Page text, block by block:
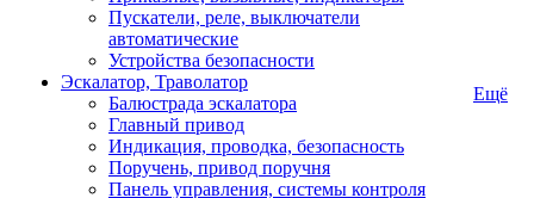
Пускатели, реле, выключатели
автоматические
Устройства безопасности
Эскалатор, Траволатор
Балюстрада эскалатора
Главный привод
Индикация, проводка, безопасность
Поручень, привод поручня
Панель управления, системы контроля
Ещё